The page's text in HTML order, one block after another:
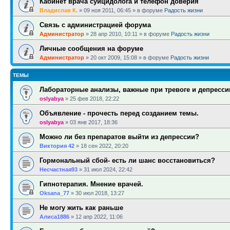
Владислав К. » 09 ноя 2011, 06:45 » в форуме Радость жизни
Связь с администрацией форума
Администратор » 28 апр 2010, 10:11 » в форуме Радость жизни
Личные сообщения на форуме
Администратор » 20 окт 2009, 15:08 » в форуме Радость жизни
ТЕМЫ
Лабораторные анализы, важные при тревоге и
oslyabya » 25 фев 2018, 22:22
Объявление - прочесть перед созданием темы.
oslyabya » 03 янв 2017, 18:36
Можно ли без препаратов выйти из депрессии?
Виктория 42 » 18 сен 2022, 20:20
Гормональный сбой- есть ли шанс восстановиться?
Несчастная93 » 31 июл 2024, 22:42
Гипнотерапия. Мнение врачей.
Oksana_77 » 30 июл 2018, 13:27
Не могу жить как раньше
Алиса1886 » 12 апр 2022, 11:06